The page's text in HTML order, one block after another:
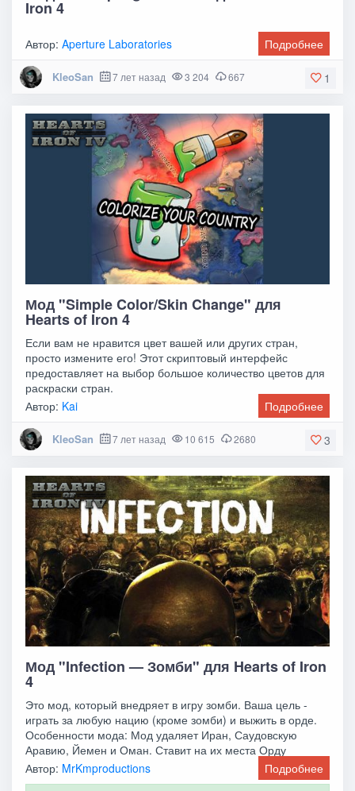
Iron 4
Автор:Aperture Laboratories Подробнее
1
KleoSan 7 лет назад 3 204 667
Мод "Simple Color/Skin Change" для
Hearts of Iron 4
Если вам не нравится цвет вашей или других стран,
просто измените его! Этот скриптовый интерфейс
предоставляет на выбор большое количество цветов для
раскраски стран.
Автор: Kai Подробнее
3
KleoSan 7 лет назад 10 615 2680
Мод "Infection — Зомби" для Hearts of Iron
4
Это мод, который внедряет в игру зомби. Ваша цель -
играть за любую нацию (кроме зомби) и выжить в орде.
Особенности мода: Мод удаляет Иран, Саудовскую
Аравию, Йемен и Оман. Ставит на их места Орду
Автор: MrKmproductions Подробнее